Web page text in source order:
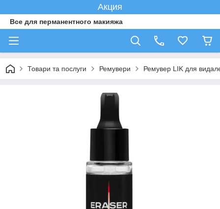
Акция
Все для перманентного макияжа
Товари та послуги Ремувери Ремувер LIK для